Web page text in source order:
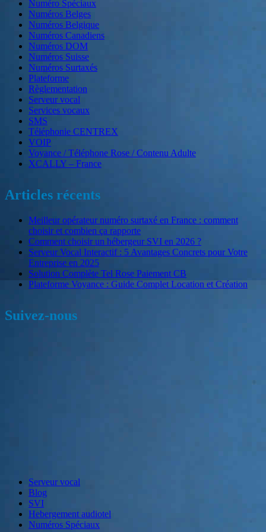
surtaxé.
Numéro Spéciaux
Numéros Belges
Numéros Belgique
Numéros Canadiens
Numéros DOM
Numéros Suisse
Numéros Surtaxés
Plateforme
Règlementation
Serveur vocal
Services vocaux
SMS
Téléphonie CENTREX
VOIP
Voyance / Téléphone Rose / Contenu Adulte
XCALLY – France
Articles récents
Meilleur opérateur numéro surtaxé en France : comment
choisir et combien ça rapporte
Comment choisir un hébergeur SVI en 2026 ?
Serveur Vocal Interactif : 5 Avantages Concrets pour Votre
Entreprise en 2025
Solution Complète Tel Rose Paiement CB
Plateforme Voyance : Guide Complet Location et Création
Suivez-nous
Serveur vocal
Blog
SVI
Hebergement audiotel
Numéros Spéciaux